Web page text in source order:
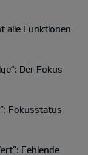
alle Funktionen
Der Fokus
Fokusstatus
Fehlende